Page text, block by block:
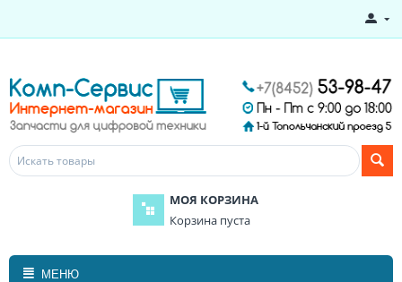
МОЯ КОРЗИНА
Корзина пуста
МЕНЮ